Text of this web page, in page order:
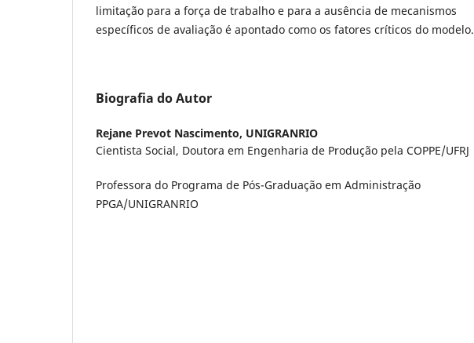
limitação para a força de trabalho e para a ausência de mecanismos
específicos de avaliação é apontado como os fatores críticos do modelo.
Biografia do Autor
Rejane Prevot Nascimento, UNIGRANRIO
Cientista Social, Doutora em Engenharia de Produção pela COPPE/UFRJ
Professora do Programa de Pós-Graduação em Administração
PPGA/UNIGRANRIO